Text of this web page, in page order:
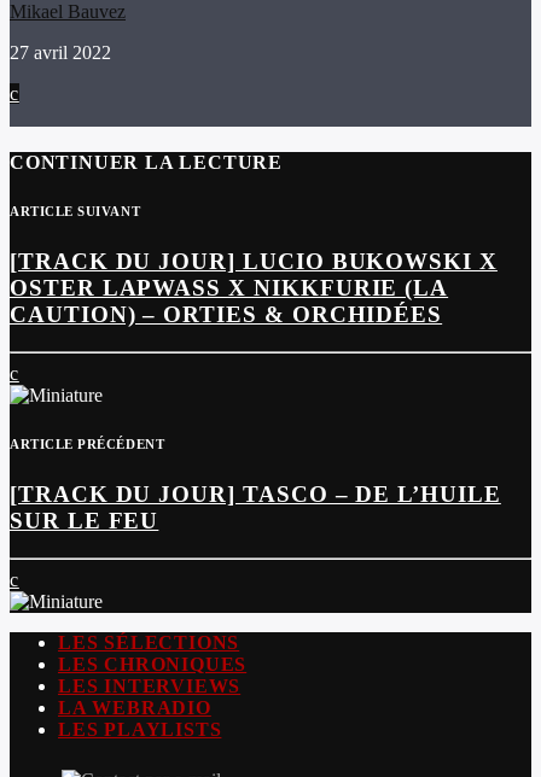
Mikael Bauvez
27 avril 2022
CONTINUER LA LECTURE
ARTICLE SUIVANT
[TRACK DU JOUR] LUCIO BUKOWSKI X
OSTER LAPWASS X NIKKFURIE (LA
CAUTION) – ORTIES & ORCHIDÉES
ARTICLE PRÉCÉDENT
[TRACK DU JOUR] TASCO – DE L’HUILE
SUR LE FEU
LES SÉLECTIONS
LES CHRONIQUES
LES INTERVIEWS
LA WEBRADIO
LES PLAYLISTS